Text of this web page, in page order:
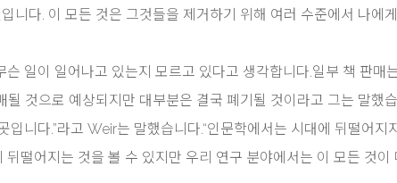
니다. 이 모든 것은 그것들을 제거하기 위해 여러 수준에서 나에게
일이 일어나고 있는지 모르고 있다고 생각합니다.일부 책 판매
것으로 예상되지만 대부분은 결국 폐기될 것이라고 그는 말했
니다.”라고 Weir는 말했습니다.“인문학에서는 시대에 뒤떨어지지
떨어지는 것을 볼 수 있지만 우리 연구 분야에서는 이 모든 것이